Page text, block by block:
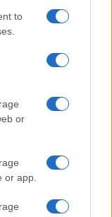
to
or
or app.
Nemzetközi
Debreceni
Mappa 1998,
Bel Tempo, az
Szárhegyi
Budapest
Ljubljana;
kortárs